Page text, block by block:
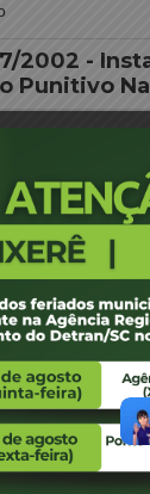
2002 -
Punitivo